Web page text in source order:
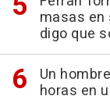
masas en
digo que
Un
horas en